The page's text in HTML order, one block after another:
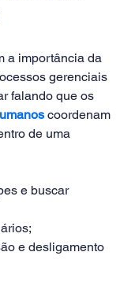
a importância da
gerenciais
falando que os
coordenam
de uma
e buscar
e desligamento